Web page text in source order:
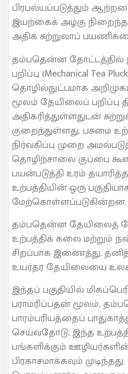
பிரபல்யப்படுத்தும்
இயற்கைக் அழகு
அதிக சுற்றுலாப்
தம்பதென்ன தோட்டத்தில்
பறிப்பு (Mechanical Tea
தொழில்நுட்பமாக
மூலம் தேயிலைப் பறிப்பு
அதிகரித்துள்ளதுடன்
குறைந்துள்ளது. பசுமை
நிர்வகிப்பு முறை
தொழிற்சாலை குப்பை
பயன்படுத்தி உரம்
உற்பத்தியின் ஒரு
மேற்கொள்ளப்படுகின்றன.
தம்பதென்ன தேயிலைத்
உற்பத்திக் கலை மற்றும்
சிறப்பாக இணைத்து,
உயர்தர தேயிலையை
இந்தப் பகுதியில்
பராமரிப்பதன் மூலம்,
பாரம்பரியத்தைப்
செய்வதோடு, இந்த
பங்களிக்கும்
பிரகாசமாக்கவும்